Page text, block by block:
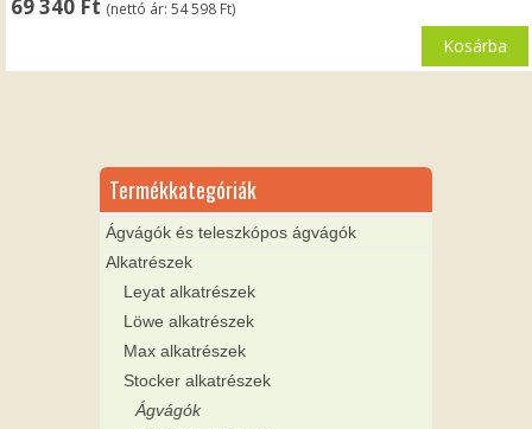
69 340 Ft (nettó ár:54 598 Ft)
Kosárba
Termékkategóriák
Ágvágók és teleszkópos ágvágók
Alkatrészek
Leyat alkatrészek
Löwe alkatrészek
Max alkatrészek
Stocker alkatrészek
Ágvágók